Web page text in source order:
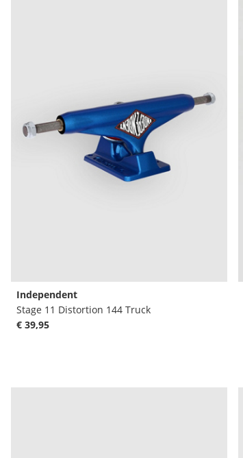
Independent
Stage 11 Distortion 144 Truck
€ 39,95